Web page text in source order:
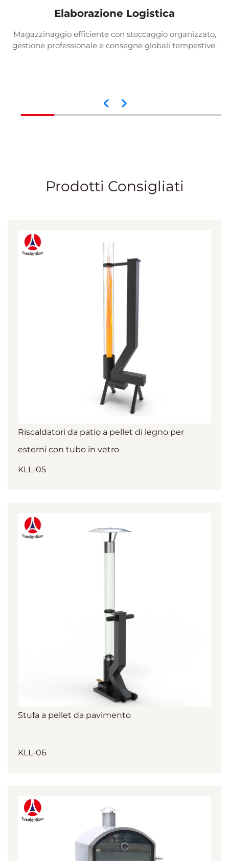
Elaborazione Logistica
Magazzinaggio efficiente con stoccaggio organizzato,
gestione professionale e consegne globali tempestive.
Prodotti Consigliati
Riscaldatori da patio a pellet di legno per
esterni con tubo in vetro
KLL-05
Stufa a pellet da pavimento
KLL-06